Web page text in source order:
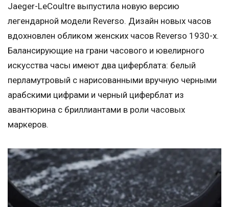
Jaeger-LeCoultre выпустила новую версию
легендарной модели Reverso. Дизайн новых часов
вдохновлен обликом женских часов Reverso 1930-х.
Балансирующие на грани часового и ювелирного
искусства часы имеют два циферблата: белый
перламутровый с нарисованными вручную черными
арабскими цифрами и черный циферблат из
авантюрина с бриллиантами в роли часовых
маркеров.